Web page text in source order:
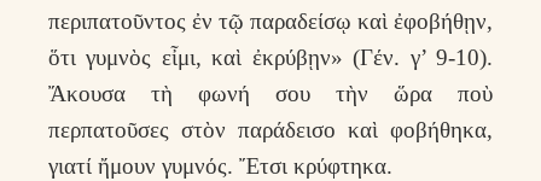
περιπατοῦντος ἐν τῷ παραδείσῳ καὶ ἐφοβήθῃν,
ὅτι γυμνὸς εἶμι, καὶ ἐκρύβῃν» (Γέν. γ’ 9-10).
Ἄκουσα τὴ φωνή σου τὴν ὥρα ποὺ
περπατοῦσες στὸν παράδεισο καὶ φοβήθηκα,
γιατί ἤμουν γυμνός. Ἔτσι κρύφτηκα.